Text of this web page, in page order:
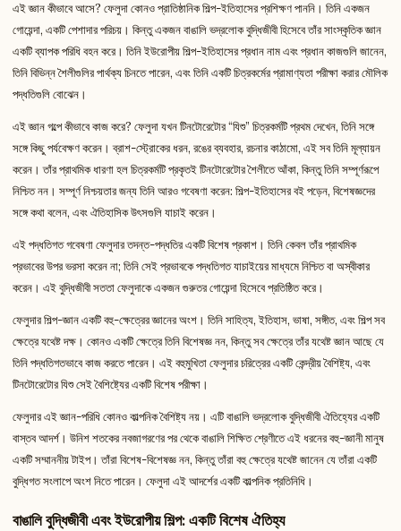
এই জ্ঞান কীভাবে আসে? ফেলুদা কোনও প্রাতিষ্ঠানিক শিল্প-ইতিহাসের প্রশিক্ষণ পাননি। তিনি একজন
গোয়েন্দা, একটি পেশাদার পরিচয়। কিন্তু একজন বাঙালি ভদ্রলোক বুদ্ধিজীবী হিসেবে তাঁর সাংস্কৃতিক জ্ঞান
একটি ব্যাপক পরিধি বহন করে। তিনি ইউরোপীয় শিল্প-ইতিহাসের প্রধান নাম এবং প্রধান কাজগুলি জানেন,
তিনি বিভিন্ন শৈলীগুলির পার্থক্য চিনতে পারেন, এবং তিনি একটি চিত্রকর্মের প্রামাণ্যতা পরীক্ষা করার মৌলিক
পদ্ধতিগুলি বোঝেন।
এই জ্ঞান গল্পে কীভাবে কাজ করে? ফেলুদা যখন টিনটোরেটোর “যিশু” চিত্রকর্মটি প্রথম দেখেন, তিনি সঙ্গে
সঙ্গে কিছু পর্যবেক্ষণ করেন। ব্রাশ-স্ট্রোকের ধরন, রঙের ব্যবহার, রচনার কাঠামো, এই সব তিনি মূল্যায়ন
করেন। তাঁর প্রাথমিক ধারণা হল চিত্রকর্মটি প্রকৃতই টিনটোরেটোর শৈলীতে আঁকা, কিন্তু তিনি সম্পূর্ণরূপে
নিশ্চিত নন। সম্পূর্ণ নিশ্চয়তার জন্য তিনি আরও গবেষণা করেন: শিল্প-ইতিহাসের বই পড়েন, বিশেষজ্ঞদের
সঙ্গে কথা বলেন, এবং ঐতিহাসিক উৎসগুলি যাচাই করেন।
এই পদ্ধতিগত গবেষণা ফেলুদার তদন্ত-পদ্ধতির একটি বিশেষ প্রকাশ। তিনি কেবল তাঁর প্রাথমিক
প্রভাবের উপর ভরসা করেন না; তিনি সেই প্রভাবকে পদ্ধতিগত যাচাইয়ের মাধ্যমে নিশ্চিত বা অস্বীকার
করেন। এই বুদ্ধিজীবী সততা ফেলুদাকে একজন গুরুতর গোয়েন্দা হিসেবে প্রতিষ্ঠিত করে।
ফেলুদার শিল্প-জ্ঞান একটি বহু-ক্ষেত্রের জ্ঞানের অংশ। তিনি সাহিত্য, ইতিহাস, ভাষা, সঙ্গীত, এবং শিল্প সব
ক্ষেত্রে যথেষ্ট দক্ষ। কোনও একটি ক্ষেত্রে তিনি বিশেষজ্ঞ নন, কিন্তু সব ক্ষেত্রে তাঁর যথেষ্ট জ্ঞান আছে যে
তিনি পদ্ধতিগতভাবে কাজ করতে পারেন। এই বহুমুখিতা ফেলুদার চরিত্রের একটি কেন্দ্রীয় বৈশিষ্ট্য, এবং
টিনটোরেটোর যিশু সেই বৈশিষ্ট্যের একটি বিশেষ পরীক্ষা।
ফেলুদার এই জ্ঞান-পরিধি কোনও কাল্পনিক বৈশিষ্ট্য নয়। এটি বাঙালি ভদ্রলোক বুদ্ধিজীবী ঐতিহ্যের একটি
বাস্তব আদর্শ। উনিশ শতকের নবজাগরণের পর থেকে বাঙালি শিক্ষিত শ্রেণীতে এই ধরনের বহু-জ্ঞানী মানুষ
একটি সম্মাননীয় টাইপ। তাঁরা বিশেষ-বিশেষজ্ঞ নন, কিন্তু তাঁরা বহু ক্ষেত্রে যথেষ্ট জানেন যে তাঁরা একটি
বুদ্ধিগত সংলাপে অংশ নিতে পারেন। ফেলুদা এই আদর্শের একটি কাল্পনিক প্রতিনিধি।
বাঙালি বুদ্ধিজীবী এবং ইউরোপীয় শিল্প: একটি বিশেষ ঐতিহ্য